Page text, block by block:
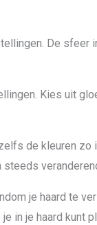
De sfeer
Kies uit
de kleuren
je haard te
in je haard kunt